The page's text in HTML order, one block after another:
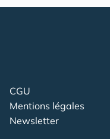
CGU
Mentions légales
Newsletter